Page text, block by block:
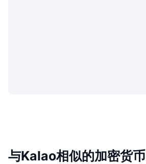
与Kalao相似的加密货币